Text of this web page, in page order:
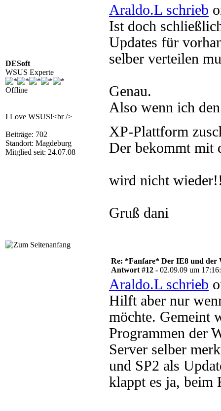
DESoft
WSUS Experte
Offline
I Love WSUS!<br />
Beiträge: 702
Standort: Magdeburg
Mitglied seit: 24.07.08
Araldo.L schrieb
Ist doch
Updates für
selber verteilen
Genau.
Also wenn ich
XP-Plattform
Der bekommt mit
wird nicht
Gruß dani
Re: *Fanfare* Der IE8 und der
Antwort #12 - 02.09.09 um
Araldo.L schrieb
Hilft aber nur
möchte. Gemeint
Programmen der
Server selber
und SP2 als
klappt es ja, beim